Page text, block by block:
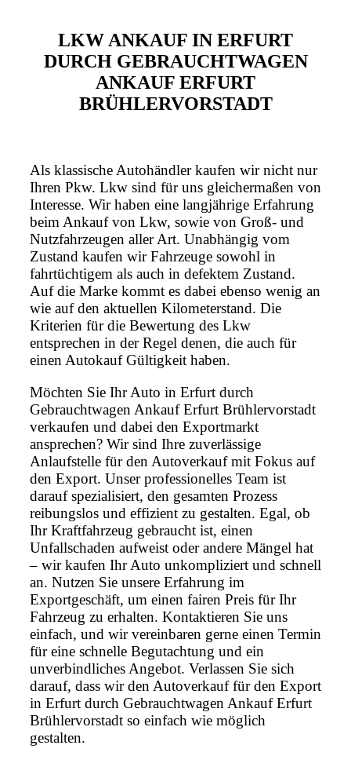
LKW ANKAUF IN ERFURT
DURCH GEBRAUCHTWAGEN
ANKAUF ERFURT
BRÜHLERVORSTADT
Als klassische Autohändler kaufen wir nicht nur
Ihren Pkw. Lkw sind für uns gleichermaßen von
Interesse. Wir haben eine langjährige Erfahrung
beim Ankauf von Lkw, sowie von Groß- und
Nutzfahrzeugen aller Art. Unabhängig vom
Zustand kaufen wir Fahrzeuge sowohl in
fahrtüchtigem als auch in defektem Zustand.
Auf die Marke kommt es dabei ebenso wenig an
wie auf den aktuellen Kilometerstand. Die
Kriterien für die Bewertung des Lkw
entsprechen in der Regel denen, die auch für
einen Autokauf Gültigkeit haben.
Möchten Sie Ihr Auto in Erfurt durch
Gebrauchtwagen Ankauf Erfurt Brühlervorstadt
verkaufen und dabei den Exportmarkt
ansprechen? Wir sind Ihre zuverlässige
Anlaufstelle für den Autoverkauf mit Fokus auf
den Export. Unser professionelles Team ist
darauf spezialisiert, den gesamten Prozess
reibungslos und effizient zu gestalten. Egal, ob
Ihr Kraftfahrzeug gebraucht ist, einen
Unfallschaden aufweist oder andere Mängel hat
– wir kaufen Ihr Auto unkompliziert und schnell
an. Nutzen Sie unsere Erfahrung im
Exportgeschäft, um einen fairen Preis für Ihr
Fahrzeug zu erhalten. Kontaktieren Sie uns
einfach, und wir vereinbaren gerne einen Termin
für eine schnelle Begutachtung und ein
unverbindliches Angebot. Verlassen Sie sich
darauf, dass wir den Autoverkauf für den Export
in Erfurt durch Gebrauchtwagen Ankauf Erfurt
Brühlervorstadt so einfach wie möglich
gestalten.